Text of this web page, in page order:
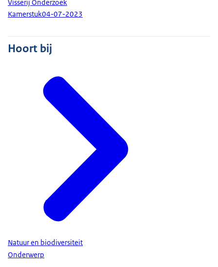
Visserij Onderzoek
Kamerstuk04-07-2023
Hoort bij
Natuur en biodiversiteit
Onderwerp